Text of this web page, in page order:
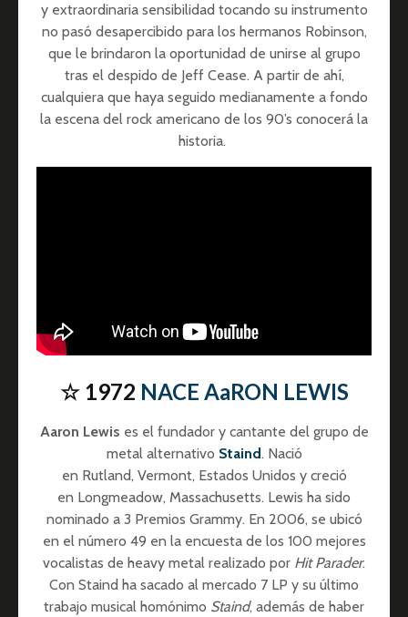
y extraordinaria sensibilidad tocando su instrumento
no pasó desapercibido para los hermanos Robinson,
que le brindaron la oportunidad de unirse al grupo
tras el despido de Jeff Cease. A partir de ahí,
cualquiera que haya seguido medianamente a fondo
la escena del rock americano de los 90’s conocerá la
historia.
☆ 1972 NACE AaRON LEWIS
Aaron Lewis es el fundador y cantante del grupo de
metal alternativo Staind. Nació
en Rutland, Vermont, Estados Unidos y creció
en Longmeadow, Massachusetts. Lewis ha sido
nominado a 3 Premios Grammy. En 2006, se ubicó
en el número 49 en la encuesta de los 100 mejores
vocalistas de heavy metal realizado por Hit Parader.
Con Staind ha sacado al mercado 7 LP y su último
trabajo musical homónimo Staind, además de haber